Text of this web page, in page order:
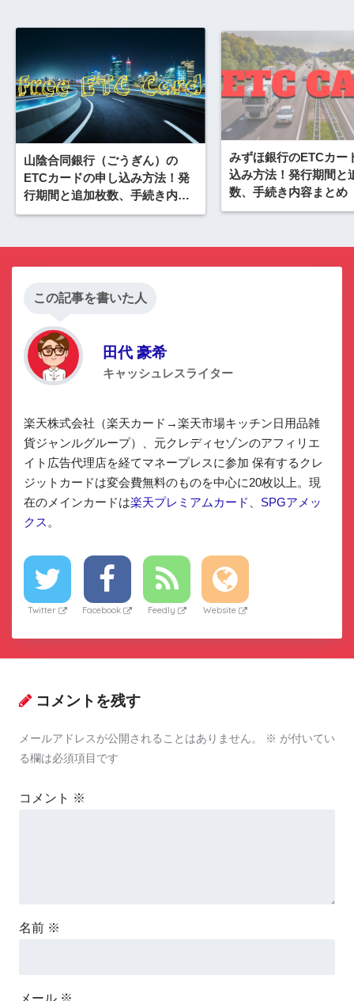
山陰合同銀行（ごうぎん）の
ETCカードの申し込み方法！発
行期間と追加枚数、手続き内容
まとめ
みずほ銀行のETCカー
込み方法！発行期間と
数、手続き内容まとめ
この記事を書いた人
田代 豪希
キャッシュレスライター
楽天株式会社（楽天カード→楽天市場キッチン日用品雑
貨ジャンルグループ）、元クレディセゾンのアフィリエ
イト広告代理店を経てマネープレスに参加 保有するクレ
ジットカードは変会費無料のものを中心に20枚以上。現
在のメインカードは楽天プレミアムカード 、 SPGアメッ
クス。
Twitter Facebook Feedly Website
コメントを残す
メールアドレスが公開されることはありません。 ※ が付いてい
る欄は必須項目です
コメント ※
名前 ※
メール ※